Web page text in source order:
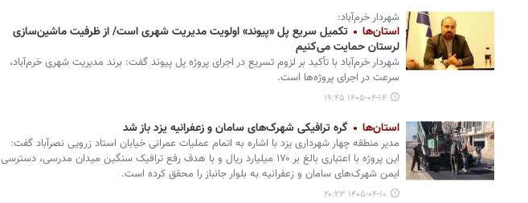
شهردار خرم‌آباد:
استان‌ها
تکمیل سریع پل «پیوند» اولویت مدیریت شهری است/ از ظرفیت ماشین‌سازی
لرستان حمایت می‌کنیم
شهردار خرم‌آباد با تأکید بر لزوم تسریع در اجرای پروژه پل پیوند گفت: برند مدیریت شهری خرم‌آباد،
سرعت در اجرای پروژه‌ها است.
۱۴۰۵-۰۴-۱۴ ۱۹:۴۵
استان‌ها گره ترافیکی شهرک‌های سامان و زعفرانیه یزد باز شد
مدیر منطقه چهار شهرداری یزد با اشاره به اتمام عملیات عمرانی خیابان استاد زرویی نصرآباد گفت:
این پروژه با اعتباری بالغ بر ۱۷۰ میلیارد ریال و با هدف رفع ترافیک سنگین میدان مدرسی، دسترسی
ایمن شهرک‌های سامان و زعفرانیه به بلوار جانباز را محقق کرده است.
۱۴۰۵-۰۴-۱۰ ۲۰:۲۳